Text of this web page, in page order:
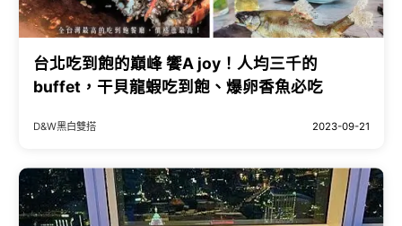
台北吃到飽的巔峰 饗A joy！人均三千的
buffet，干貝龍蝦吃到飽、爆卵香魚必吃
D&W黑白雙搭 2023-09-21